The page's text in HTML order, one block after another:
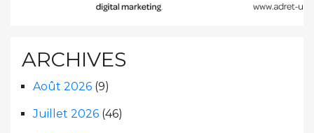
ARCHIVES
Août 2026 (9)
Juillet 2026 (46)